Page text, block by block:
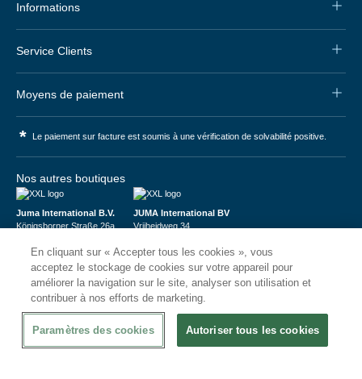
Informations
Service Clients
Moyens de paiement
* Le paiement sur facture est soumis à une vérification de solvabilité positive.
Nos autres boutiques
Juma International B.V.
Königsborner Straße 26a
USt-ID: DE321159873
Handelsregister: 58573909
JUMA International BV
Vrijheidweg 34
BTW: NL853095048B01
K.V.K.: 58573909
En cliquant sur « Accepter tous les cookies », vous
acceptez le stockage de cookies sur votre appareil pour
améliorer la navigation sur le site, analyser son utilisation et
contribuer à nos efforts de marketing.
Paramètres des cookies Autoriser tous les cookies